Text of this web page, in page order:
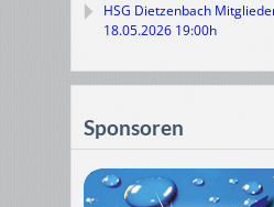
HSG Dietzenbach
18.05.2026 19:00h
Sponsoren